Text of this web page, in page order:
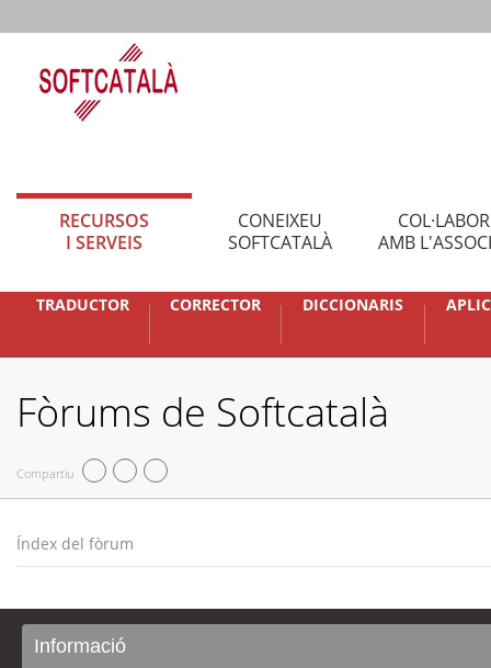
RECURSOS
I SERVEIS
CONEIXEU
SOFTCATALÀ
AMB
TRADUCTOR CORRECTOR DICCIONARIS
Fòrums de Softcatalà
Compartiu
Índex del fòrum
Informació